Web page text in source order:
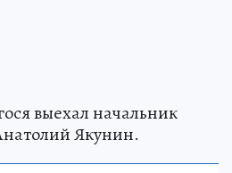
выехал начальник
Якунин.